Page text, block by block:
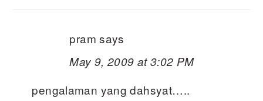
pram says
May 9, 2009 at 3:02 PM
pengalaman yang dahsyat…..